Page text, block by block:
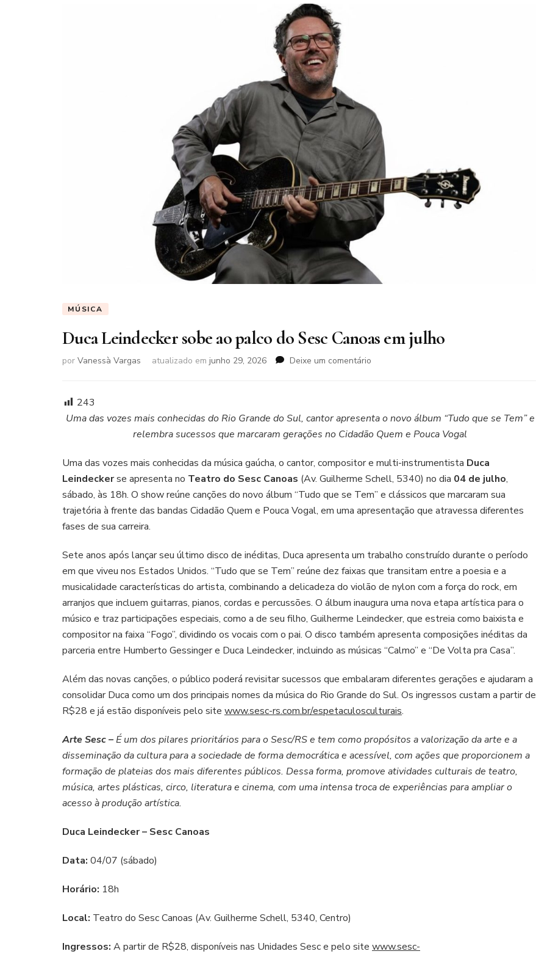
MÚSICA
Duca Leindecker sobe ao palco do Sesc Canoas em julho
por Vanessà Vargas atualizado em junho 29, 2026 Deixe um comentário
palco
do
Canoas
em
243
Uma das vozes mais conhecidas do Rio Grande do Sul, cantor apresenta o novo álbum “Tudo que se Tem” e
relembra sucessos que marcaram gerações no Cidadão Quem e Pouca Vogal
Uma das vozes mais conhecidas da música gaúcha, o cantor, compositor e multi-instrumentista Duca
Leindeckerse apresenta no Teatro do Sesc Canoas (Av. Guilherme Schell, 5340) no dia 04 de julho,
sábado, às 18h. O show reúne canções do novo álbum “Tudo que se Tem” e clássicos que marcaram sua
trajetória à frente das bandas Cidadão Quem e Pouca Vogal, em uma apresentação que atravessa diferentes
fases de sua carreira.
Sete anos após lançar seu último disco de inéditas, Duca apresenta um trabalho construído durante o período
em que viveu nos Estados Unidos. “Tudo que se Tem” reúne dez faixas que transitam entre a poesia e a
musicalidade características do artista, combinando a delicadeza do violão de nylon com a força do rock, em
arranjos que incluem guitarras, pianos, cordas e percussões. O álbum inaugura uma nova etapa artística para o
músico e traz participações especiais, como a de seu filho, Guilherme Leindecker, que estreia como baixista e
compositor na faixa “Fogo”, dividindo os vocais com o pai. O disco também apresenta composições inéditas da
parceria entre Humberto Gessinger e Duca Leindecker, incluindo as músicas “Calmo” e “De Volta pra Casa”.
Além das novas canções, o público poderá revisitar sucessos que embalaram diferentes gerações e ajudaram a
consolidar Duca como um dos principais nomes da música do Rio Grande do Sul. Os ingressos custam a partir de
R$28 e já estão disponíveis pelo site www.sesc-rs.com.br/espetaculosculturais.
Arte Sesc –É um dos pilares prioritários para o Sesc/RS e tem como propósitos a valorização da arte e a
disseminação da cultura para a sociedade de forma democrática e acessível, com ações que proporcionem a
formação de plateias dos mais diferentes públicos. Dessa forma, promove atividades culturais de teatro,
música, artes plásticas, circo, literatura e cinema, com uma intensa troca de experiências para ampliar o
acesso à produção artística.
Duca Leindecker – Sesc Canoas
Data: 04/07 (sábado)
Horário: 18h
Local: Teatro do Sesc Canoas (Av. Guilherme Schell, 5340, Centro)
Ingressos: A partir de R$28, disponíveis nas Unidades Sesc e pelo site www.sesc-